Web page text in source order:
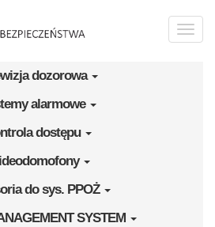
Toggle
dozorowa
alarmowe
dostępu
do sys. PPOŻ
SYSTEM